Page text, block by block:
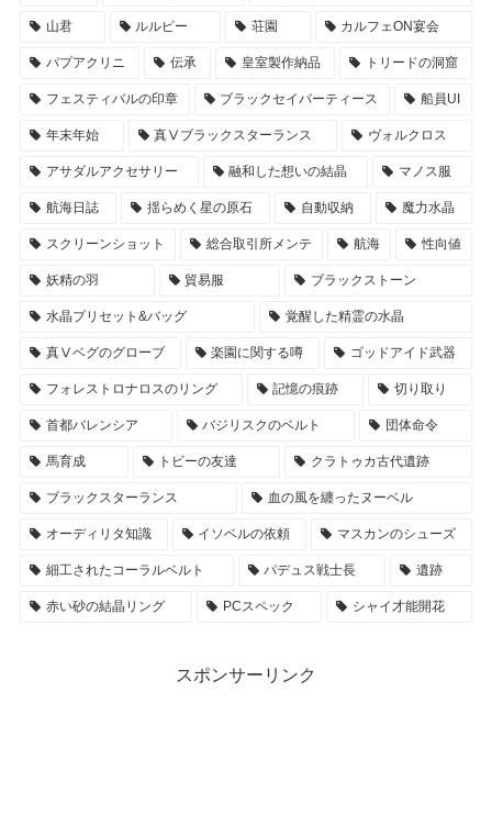
山君 ルルピー 荘園 カルフェON宴会
パプアクリニ 伝承 皇室製作納品 トリードの洞窟
フェスティバルの印章 ブラックセイバーティース 船員UI
年末年始 真Ⅴブラックスターランス ヴォルクロス
アサダルアクセサリー 融和した想いの結晶 マノス服
航海日誌 揺らめく星の原石 自動収納 魔力水晶
スクリーンショット 総合取引所メンテ 航海 性向値
妖精の羽 貿易服 ブラックストーン
水晶プリセット&バッグ 覚醒した精霊の水晶
真Ⅴベグのグローブ 楽園に関する噂 ゴッドアイド武器
フォレストロナロスのリング 記憶の痕跡 切り取り
首都バレンシア バジリスクのベルト 団体命令
馬育成 トビーの友達 クラトゥカ古代遺跡
ブラックスターランス 血の風を纏ったヌーベル
オーディリタ知識 イソベルの依頼 マスカンのシューズ
細工されたコーラルベルト パデュス戦士長 遺跡
赤い砂の結晶リング PCスペック シャイ才能開花
スポンサーリンク